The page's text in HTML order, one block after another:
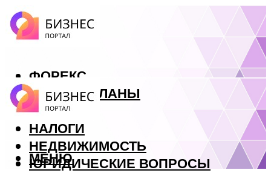
ФОРЕКС
БИЗНЕС ПЛАНЫ
КРЕДИТЫ
НАЛОГИ
НЕДВИЖИМОСТЬ
ЮРИДИЧЕСКИЕ ВОПРОСЫ
МЕНЮ